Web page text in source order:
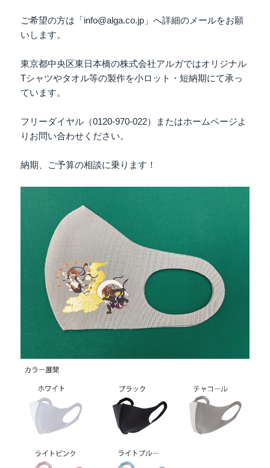
ご希望の方は「info@alga.co.jp」へ詳細のメールをお願
いします。
東京都中央区東日本橋の株式会社アルガではオリジナル
Tシャツやタオル等の製作を小ロット・短納期にて承っ
ています。
フリーダイヤル（0120-970-022）またはホームページよ
りお問い合わせください。
納期、ご予算の相談に乗ります！